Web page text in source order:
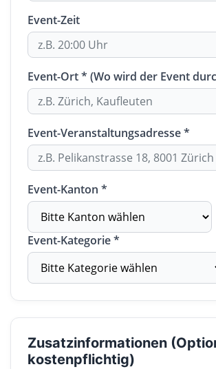
Event-Zeit
Event-Ort * (Wo wird der Event
Event-Veranstaltungsadresse *
Event-Kanton *
Event-Kategorie *
Zusatzinformationen
kostenpflichtig)